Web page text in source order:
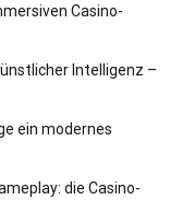
Casino-
Intelligenz –
ein modernes
die Casino-